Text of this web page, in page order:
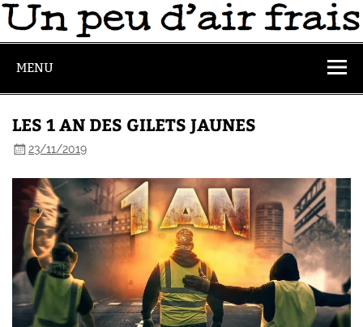
MENU
LES 1 AN DES GILETS JAUNES
23/11/2019